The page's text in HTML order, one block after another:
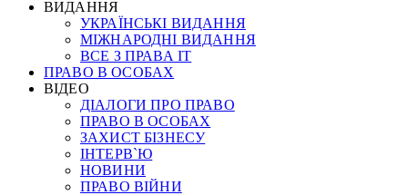
ВИДАННЯ
УКРАЇНСЬКІ ВИДАННЯ
МІЖНАРОДНІ ВИДАННЯ
ВСЕ З ПРАВА ІТ
ПРАВО В ОСОБАХ
ВІДЕО
ДІАЛОГИ ПРО ПРАВО
ПРАВО В ОСОБАХ
ЗАХИСТ БІЗНЕСУ
ІНТЕРВ`Ю
НОВИНИ
ПРАВО ВІЙНИ